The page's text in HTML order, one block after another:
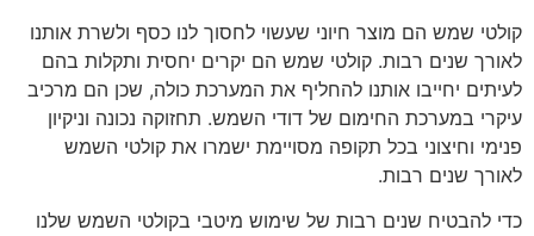
קולטי שמש הם מוצר חיוני שעשוי לחסוך לנו כסף ולשרת אותנו
לאורך שנים רבות. קולטי שמש הם יקרים יחסית ותקלות בהם
לעיתים יחייבו אותנו להחליף את המערכת כולה, שכן הם מרכיב
עיקרי במערכת החימום של דודי השמש. תחזוקה נכונה וניקיון
פנימי וחיצוני בכל תקופה מסויימת ישמרו את קולטי השמש
לאורך שנים רבות.
כדי להבטיח שנים רבות של שימוש מיטבי בקולטי השמש שלנו